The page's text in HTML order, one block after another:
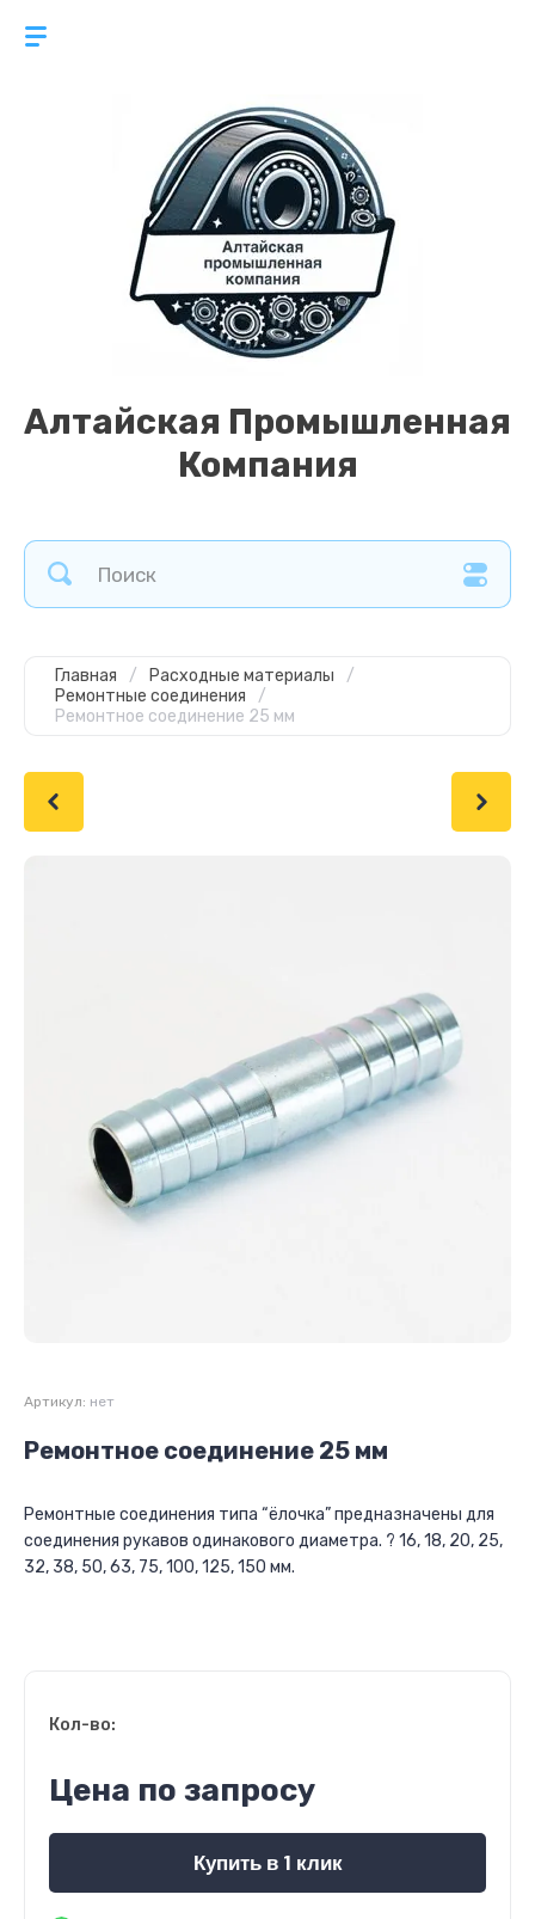
Алтайская Промышленная
Компания
Главная / Расходные материалы
/
Ремонтные соединения
/
Ремонтное соединение 25 мм
Артикул: нет
Ремонтное соединение 25 мм
Ремонтные соединения типа “ёлочка” предназначены для
соединения рукавов одинакового диаметра. ? 16, 18, 20, 25,
32, 38, 50, 63, 75, 100, 125, 150 мм.
Кол-во:
Цена по запросу
Купить в 1 клик